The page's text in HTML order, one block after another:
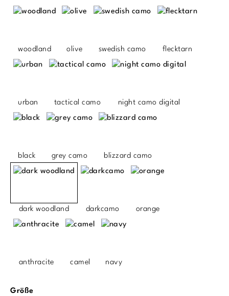
woodland olive swedish camo flecktarn
urban tactical camo night camo digital
black grey camo blizzard camo
dark woodland darkcamo orange
anthracite camel navy
Größeauswählen